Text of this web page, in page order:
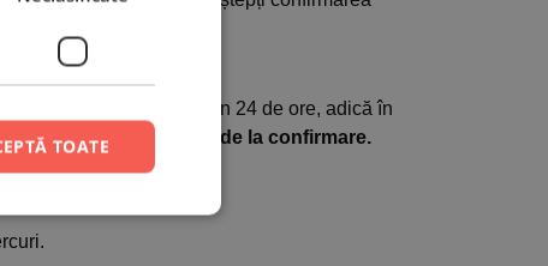
dintre comenzi ajung în 24 de ore, adică în
în 48 de ore lucrătoare de la confirmare.
TOATE